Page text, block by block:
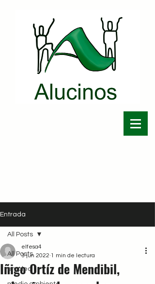
Entrada
All Posts
empleo
All Posts
Iñigo Ortíz de Mendibil,
elfesa4
3 jun 2022 1 min de lectura